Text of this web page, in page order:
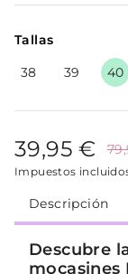
Tallas
38
39 40
39,95 €
Impuestos
Descripción
Descubre
mocasines